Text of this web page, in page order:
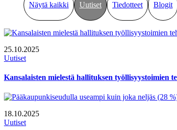
Näytä kaikki Uutiset Tiedotteet Blogit
25.10.2025
Uutiset
Kansalaisten mielestä hallituksen työllisyystoimien
18.10.2025
Uutiset